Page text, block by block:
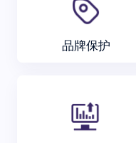
品牌保护